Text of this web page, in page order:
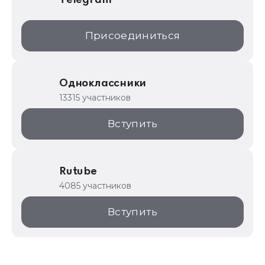
Присоединиться
Одноклассники
13315 участников
Вступить
Rutube
4085 участников
Вступить